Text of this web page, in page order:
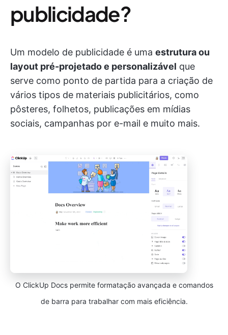
publicidade?
Um modelo de publicidade é uma estrutura ou
layout pré-projetado e personalizável que
serve como ponto de partida para a criação de
vários tipos de materiais publicitários, como
pôsteres, folhetos, publicações em mídias
sociais, campanhas por e-mail e muito mais.
O ClickUp Docs permite formatação avançada e comandos
de barra para trabalhar com mais eficiência.